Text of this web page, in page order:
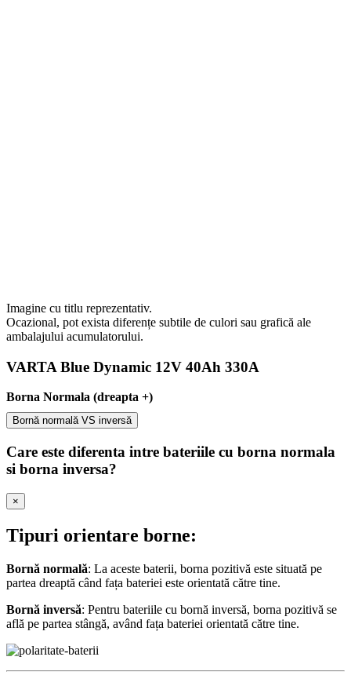
Imagine cu titlu reprezentativ.
Ocazional, pot exista diferențe subtile de culori sau grafică ale
ambalajului acumulatorului.
VARTA Blue Dynamic 12V 40Ah 330A
Borna Normala (dreapta +)
Bornă normală VS inversă
Care este diferenta intre bateriile cu borna normala
si borna inversa?
×
Tipuri orientare borne:
Bornă normală: La aceste baterii, borna pozitivă este situată pe
partea dreaptă când fața bateriei este orientată către tine.
Bornă inversă: Pentru bateriile cu bornă inversă, borna pozitivă se
află pe partea stângă, având fața bateriei orientată către tine.